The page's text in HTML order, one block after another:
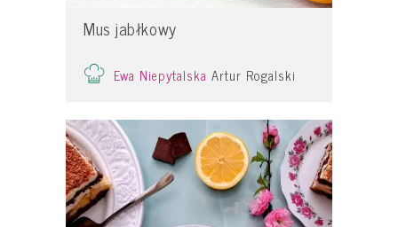
Mus jabłkowy
Ewa Niepytalska Artur Rogalski